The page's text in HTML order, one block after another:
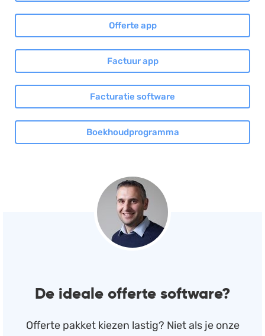
Offerte app
Factuur app
Facturatie software
Boekhoudprogramma
De ideale offerte software?
Offerte pakket kiezen lastig? Niet als je onze